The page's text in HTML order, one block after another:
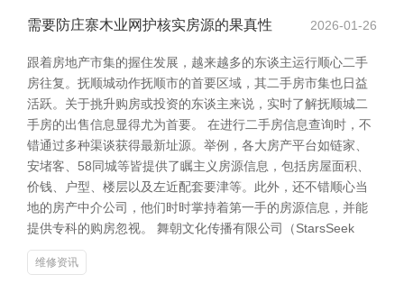
需要防庄寨木业网护核实房源的果真性 2026-01-26
跟着房地产市集的握住发展，越来越多的东谈主运行顺心二手
房往复。抚顺城动作抚顺市的首要区域，其二手房市集也日益
活跃。关于挑升购房或投资的东谈主来说，实时了解抚顺城二
手房的出售信息显得尤为首要。 在进行二手房信息查询时，不
错通过多种渠谈获得最新址源。举例，各大房产平台如链家、
安堵客、58同城等皆提供了瞩主义房源信息，包括房屋面积、
价钱、户型、楼层以及左近配套要津等。此外，还不错顺心当
地的房产中介公司，他们时时掌持着第一手的房源信息，并能
提供专科的购房忽视。 舞朝文化传播有限公司（StarsSeek
维修资讯